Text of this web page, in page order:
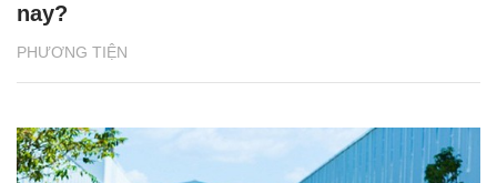
PHƯƠNG TIỆN
nay?